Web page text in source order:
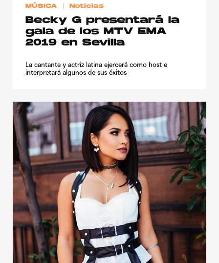
MÚSICA Noticias
Becky G presentará la
gala de los MTV EMA
2019 en Sevilla
La cantante y actriz latina ejercerá como host e
interpretará algunos de sus éxitos